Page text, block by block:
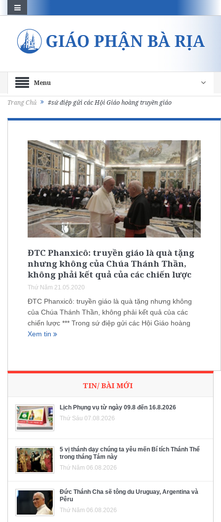
Menu
Trang Chủ #sứ điệp gửi các Hội Giáo hoàng truyền giáo
ĐTC Phanxicô: truyền giáo là quà tặng
nhưng không của Chúa Thánh Thần,
không phải kết quả của các chiến lược
Thứ Năm 21.05.2020
ĐTC Phanxicô: truyền giáo là quà tặng nhưng không
của Chúa Thánh Thần, không phải kết quả của các
chiến lược *** Trong sứ điệp gửi các Hội Giáo hoàng
Xem tin
TIN/ BÀI MỚI
Lịch Phụng vụ từ ngày 09.8 đến 16.8.2026
Thứ Sáu 07.08.2026
5 vị thánh dạy chúng ta yêu mến Bí tích Thánh Thể
trong tháng Tám này
Thứ Năm 06.08.2026
Đức Thánh Cha sẽ tông du Uruguay, Argentina và
Pêru
Thứ Năm 06.08.2026